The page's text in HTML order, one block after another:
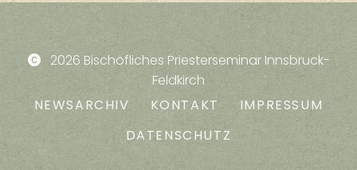
2026 Bischöfliches Priesterseminar Innsbruck-
Feldkirch
NEWSARCHIV
KONTAKT
IMPRESSUM
DATENSCHUTZ